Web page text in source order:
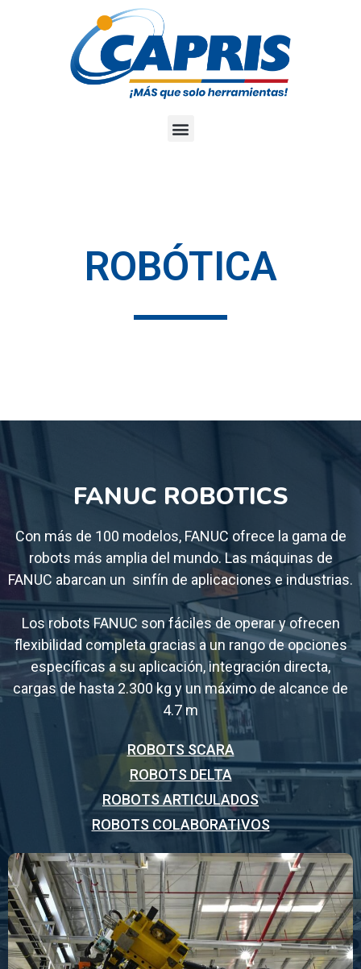
ROBÓTICA
FANUC ROBOTICS
Con más de 100 modelos, FANUC ofrece la gama de
robots más amplia del mundo. Las máquinas de
FANUC abarcan un sinfín de aplicaciones e industrias.
Los robots FANUC son fáciles de operar y ofrecen
flexibilidad completa gracias a un rango de opciones
específicas a su aplicación, integración directa,
cargas de hasta 2.300 kg y un máximo de alcance de
4.7 m
ROBOTS SCARA
ROBOTS DELTA
ROBOTS ARTICULADOS
ROBOTS COLABORATIVOS